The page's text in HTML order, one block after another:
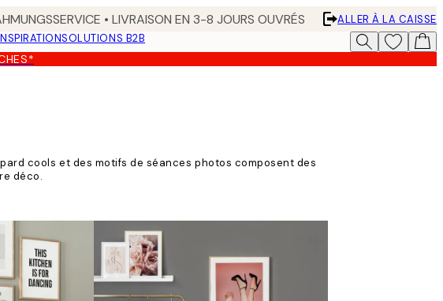
• LIVRAISON EN 3-8 JOURS OUVRÉS
ALLER À LA CAISSE
SOLUTIONS B2B
cools et des motifs de séances photos composent des
déco.